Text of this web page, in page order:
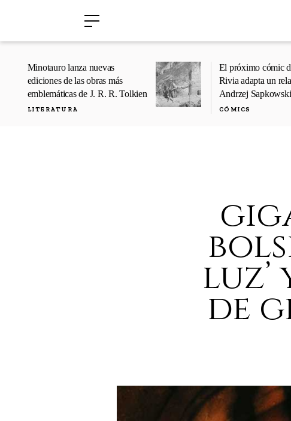
Minotauro lanza nuevas
ediciones de las obras más
emblemáticas de J. R. R. Tolkien
LITERATURA
El próximo cómic
Rivia adapta un
Andrzej Sapkowski
CÓMICS
luz’
de
›